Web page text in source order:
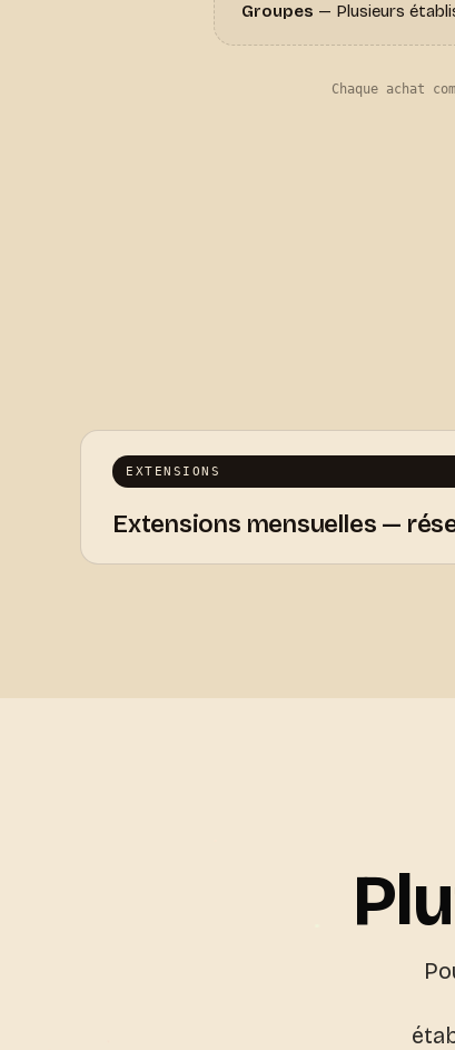
Groupes — Plusieurs
Chaque achat
EXTENSIONS
Extensions mensuelles —